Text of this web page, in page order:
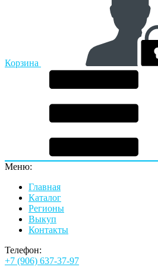
Корзина
Меню:
Главная
Каталог
Регионы
Выкуп
Контакты
Телефон:
+7 (906) 637-37-97